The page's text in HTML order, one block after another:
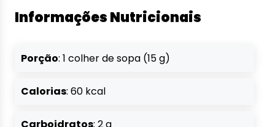
Informações Nutricionais
Porção: 1 colher de sopa (15 g)
Calorias: 60 kcal